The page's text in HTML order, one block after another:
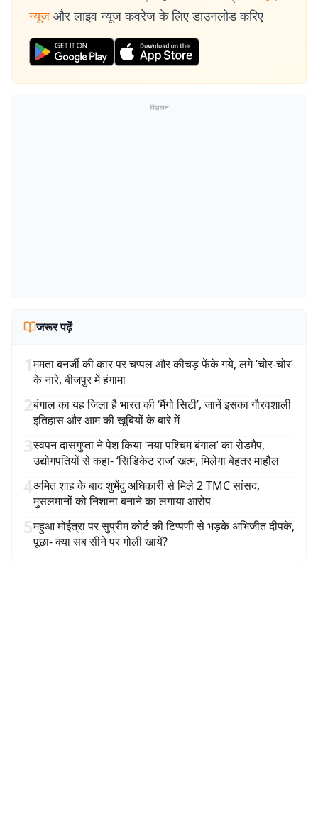
न्यूज और लाइव न्यूज कवरेज के लिए डाउनलोड करिए
विज्ञापन
जरूर पढ़ें
1ममता बनर्जी की कार पर चप्पल और कीचड़ फेंके गये, लगे ‘चोर-चोर’
के नारे, बीजपुर में हंगामा
2बंगाल का यह जिला है भारत की ‘मैंगो सिटी’, जानें इसका गौरवशाली
इतिहास और आम की खूबियों के बारे में
3स्वपन दासगुप्ता ने पेश किया ‘नया पश्चिम बंगाल’ का रोडमैप,
उद्योगपतियों से कहा- ‘सिंडिकेट राज’ खत्म, मिलेगा बेहतर माहौल
4अमित शाह के बाद शुभेंदु अधिकारी से मिले 2 TMC सांसद,
मुसलमानों को निशाना बनाने का लगाया आरोप
5महुआ मोईत्रा पर सुप्रीम कोर्ट की टिप्पणी से भड़के अभिजीत दीपके,
पूछा- क्या सब सीने पर गोली खायें?